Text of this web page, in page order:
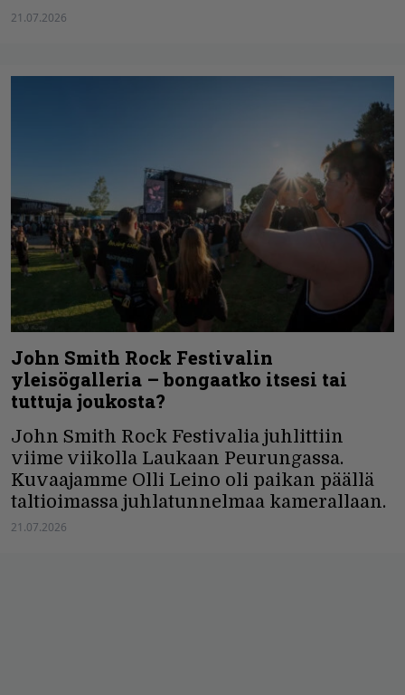
21.07.2026
John Smith Rock Festivalin
yleisögalleria – bongaatko itsesi tai
tuttuja joukosta?
John Smith Rock Festivalia juhlittiin
viime viikolla Laukaan Peurungassa.
Kuvaajamme Olli Leino oli paikan päällä
taltioimassa juhlatunnelmaa kamerallaan.
21.07.2026